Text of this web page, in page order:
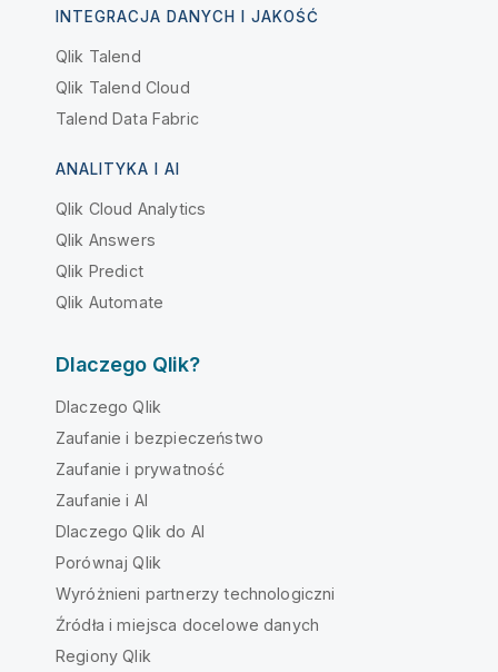
INTEGRACJA DANYCH I JAKOŚĆ
Qlik Talend
Qlik Talend Cloud
Talend Data Fabric
ANALITYKA I AI
Qlik Cloud Analytics
Qlik Answers
Qlik Predict
Qlik Automate
Dlaczego Qlik?
Dlaczego Qlik
Zaufanie i bezpieczeństwo
Zaufanie i prywatność
Zaufanie i AI
Dlaczego Qlik do AI
Porównaj Qlik
Wyróżnieni partnerzy technologiczni
Źródła i miejsca docelowe danych
Regiony Qlik